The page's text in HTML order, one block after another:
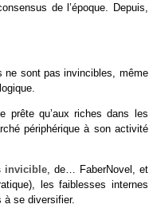
de l’époque. Depuis,
ne sont pas invincibles, même
prête qu’aux riches dans les
périphérique à son activité
invicible, de… FaberNovel, et
les faiblesses internes
se diversifier.